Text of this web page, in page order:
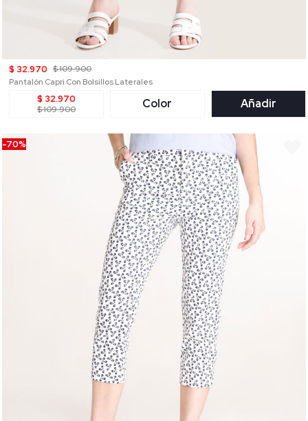
$ 32.970 $ 109.900
Pantalón Capri Con Bolsillos Laterales
$ 32.970
$ 109.900 Color Añadir
-70%